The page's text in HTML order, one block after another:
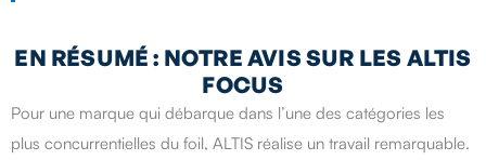
EN RÉSUMÉ : NOTRE AVIS SUR LES ALTIS
FOCUS
Pour une marque qui débarque dans l’une des catégories les
plus concurrentielles du foil, ALTIS réalise un travail remarquable.